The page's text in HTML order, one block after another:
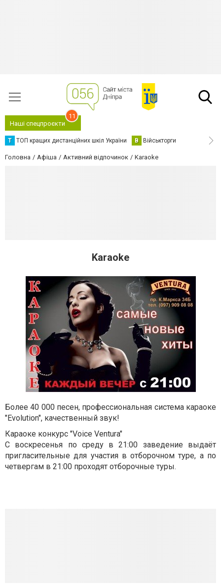
Наші спецпроєкти
11
Т ТОП кращих дистанційних шкіл України В Військторги
Головна Афіша Активний відпочинок Karaoke
Karaoke
Более 40 000 песен, профессиональная система караоке
"Evolution", качественный звук!
Караоке конкурс "Voice Ventura"
С воскресенья по среду в 21:00 заведение выдаёт
пригласительные для участия в отборочном туре, а по
четвергам в 21:00 проходят отборочные туры.